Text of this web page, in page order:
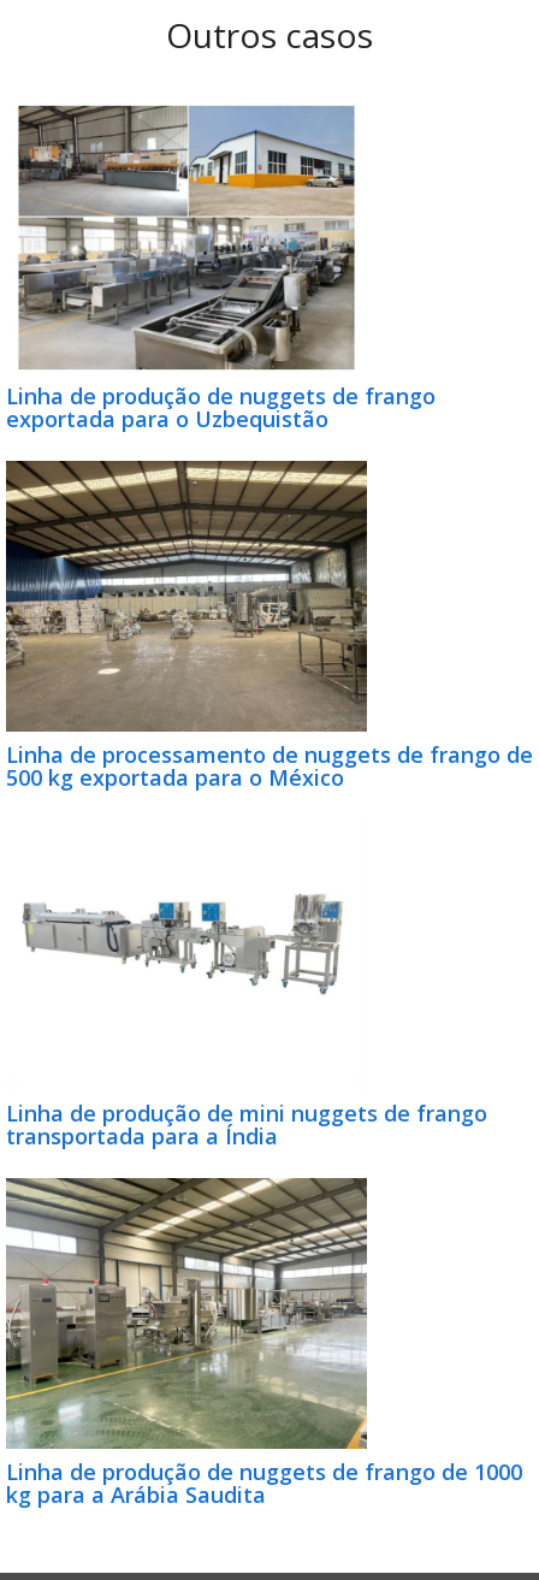
Outros casos
Linha de produção de nuggets de frango
exportada para o Uzbequistão
Linha de processamento de nuggets de frango de
500 kg exportada para o México
Linha de produção de mini nuggets de frango
transportada para a Índia
Linha de produção de nuggets de frango de 1000
kg para a Arábia Saudita